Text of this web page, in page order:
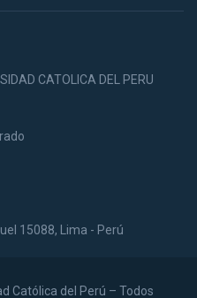
CATOLICA DEL PERU
15088, Lima - Perú
Católica del Perú – Todos